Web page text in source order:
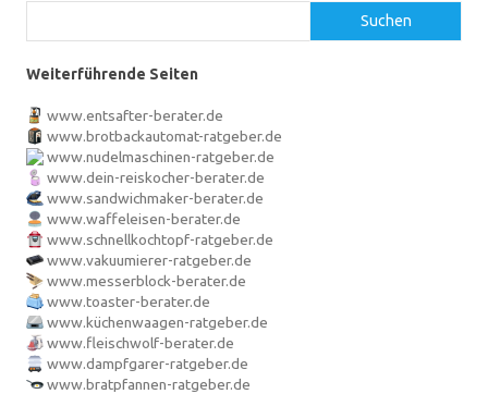
Suchen
Weiterführende Seiten
www.entsafter-berater.de
www.brotbackautomat-ratgeber.de
www.nudelmaschinen-ratgeber.de
www.dein-reiskocher-berater.de
www.sandwichmaker-berater.de
www.waffeleisen-berater.de
www.schnellkochtopf-ratgeber.de
www.vakuumierer-ratgeber.de
www.messerblock-berater.de
www.toaster-berater.de
www.küchenwaagen-ratgeber.de
www.fleischwolf-berater.de
www.dampfgarer-ratgeber.de
www.bratpfannen-ratgeber.de